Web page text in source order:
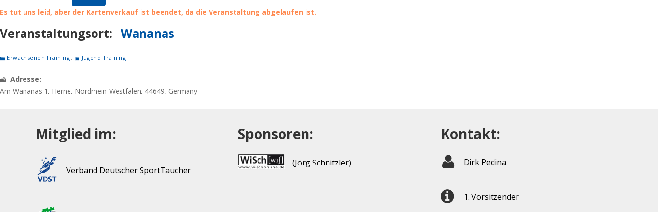
Es tut uns leid, aber der Kartenverkauf ist beendet, da die Veranstaltung abgelaufen ist.
Veranstaltungsort: Wananas
Erwachsenen Training, Jugend Training
Adresse:
Am Wananas 1 , Herne, Nordrhein-Westfalen, 44649, Germany
Mitglied im:
Verband Deutscher SportTaucher
Sponsoren:
(Jörg Schnitzler)
Kontakt:
Dirk Pedina
1. Vorsitzender